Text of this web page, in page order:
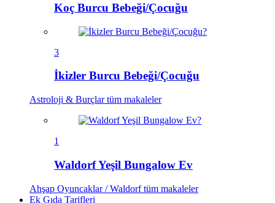
Koç Burcu Bebeği/Çocuğu
3
İkizler Burcu Bebeği/Çocuğu
Astroloji & Burçlartüm makaleler
1
Waldorf Yeşil Bungalow Ev
Ahşap Oyuncaklar / Waldorftüm makaleler
Ek Gıda Tarifleri